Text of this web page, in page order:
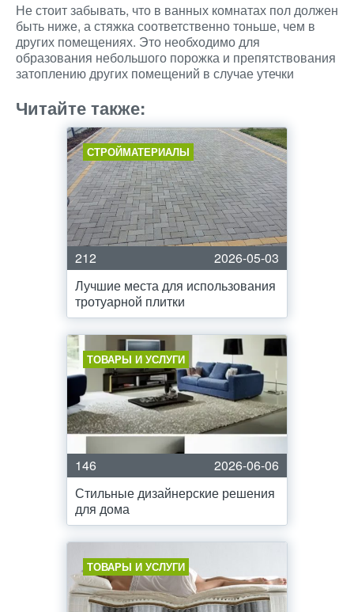
Не стоит забывать, что в ванных комнатах пол должен
быть ниже, а стяжка соответственно тоньше, чем в
других помещениях. Это необходимо для
образования небольшого порожка и препятствования
затоплению других помещений в случае утечки
Читайте также:
СТРОЙМАТЕРИАЛЫ
212
2026-05-03
Лучшие места для использования
тротуарной плитки
ТОВАРЫ И УСЛУГИ
146
2026-06-06
Стильные дизайнерские решения
для дома
ТОВАРЫ И УСЛУГИ